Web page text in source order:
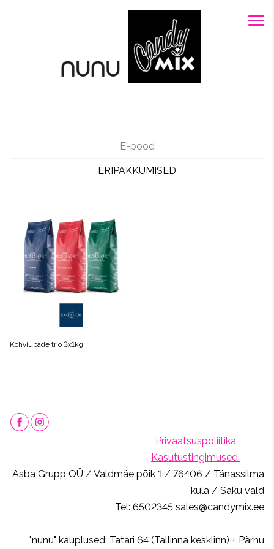
E-pood
ERIPAKKUMISED
Kohviubade trio 3x1kg
Privaatsuspoliitika
Kasutustingimused
Asba Grupp OÜ / Valdmäe põik 1 / 76406 / Tänassilma
küla / Saku vald
Tel: 6502345 sales@candymix.ee
"nunu" kauplused: Tatari 64 (Tallinna kesklinn) + Pärnu